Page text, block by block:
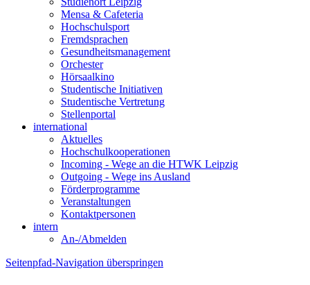
Mensa & Cafeteria
Hochschulsport
Fremdsprachen
Gesundheitsmanagement
Orchester
Hörsaalkino
Studentische Initiativen
Studentische Vertretung
Stellenportal
international
Aktuelles
Hochschulkooperationen
Incoming - Wege an die HTWK Leipzig
Outgoing - Wege ins Ausland
Förderprogramme
Veranstaltungen
Kontaktpersonen
intern
An-/Abmelden
Seitenpfad-Navigation überspringen